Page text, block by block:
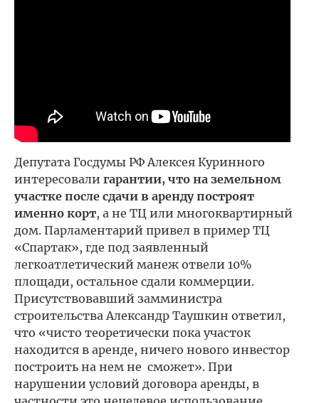
Депутата Госдумы РФ Алексея Куринного
интересовали гарантии, что на земельном
участке после сдачи в аренду построят
именно корт, а не ТЦ или многоквартирный
дом. Парламентарий привел в пример ТЦ
«Спартак», где под заявленный
легкоатлетический манеж отвели 10%
площади, остальное сдали коммерции.
Присутствовавший замминистра
строительства Александр Таушкин ответил,
что «чисто теоретически пока участок
находится в аренде, ничего нового инвестор
построить на нем не сможет». При
нарушении условий договора аренды, в